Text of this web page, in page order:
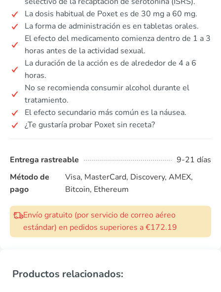
La dosis habitual de Poxet es de 30 mg a 60 mg.
La forma de administración es en tabletas orales.
El efecto del medicamento comienza dentro de 1 a 3
horas antes de la actividad sexual.
La duración de la acción es de alrededor de 4 a 6
horas.
No se recomienda consumir alcohol durante el
tratamiento.
El efecto secundario más común es la náusea.
¿Te gustaría probar Poxet sin receta?
Entrega rastreable
9-21 días
Método de
pago
Visa, MasterCard, Discovery, AMEX,
Bitcoin, Ethereum
Envío gratuito (por servicio de correo aéreo
estándar) en pedidos superiores a €172.19
Productos relacionados: